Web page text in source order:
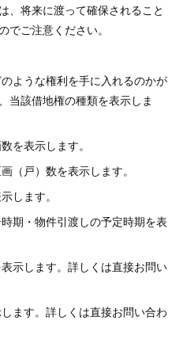
、将来に渡って確保されること
でご注意ください。
ような権利を手に入れるのかが
当該借地権の種類を表示しま
を表示します。
（戸）数を表示します。
します。
期・物件引渡しの予定時期を表
示します。詳しくは直接お問い
ます。詳しくは直接お問い合わ